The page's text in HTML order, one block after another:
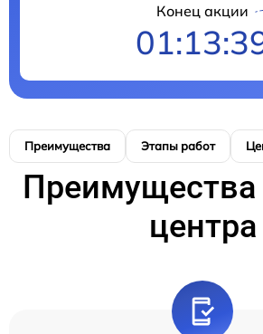
Конец акции
Преимущества Этапы работ
Преимущества
центра